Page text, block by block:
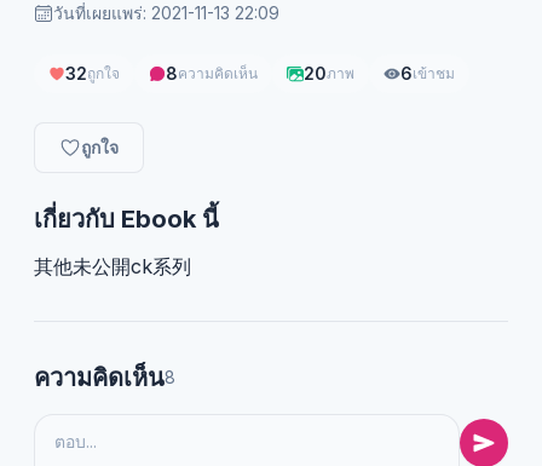
วันที่เผยแพร่: 2021-11-13 22:09
32ถูกใจ 8ความคิดเห็น 20ภาพ 6เข้าชม
ถูกใจ
เกี่ยวกับ Ebook นี้
其他未公開ck系列
ความคิดเห็น8